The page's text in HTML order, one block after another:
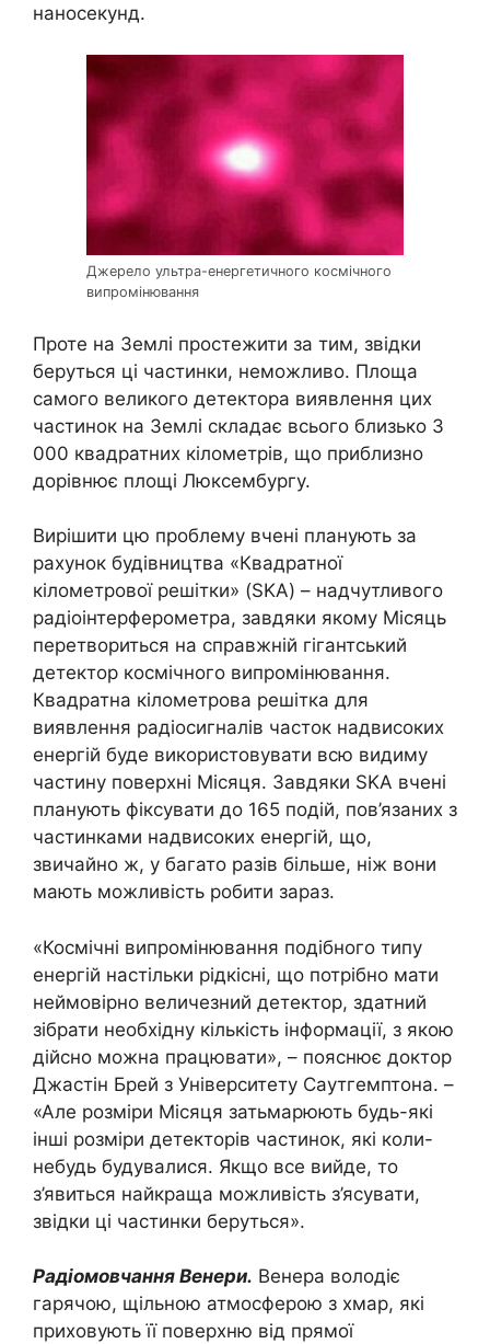
наносекунд.
Джерело ультра-енергетичного космічного
випромінювання
Проте на Землі простежити за тим, звідки
беруться ці частинки, неможливо. Площа
самого великого детектора виявлення цих
частинок на Землі складає всього близько 3
000 квадратних кілометрів, що приблизно
дорівнює площі Люксембургу.
Вирішити цю проблему вчені планують за
рахунок будівництва «Квадратної
кілометрової решітки» (SKA) – надчутливого
радіоінтерферометра, завдяки якому Місяць
перетвориться на справжній гігантський
детектор космічного випромінювання.
Квадратна кілометрова решітка для
виявлення радіосигналів часток надвисоких
енергій буде використовувати всю видиму
частину поверхні Місяця. Завдяки SKA вчені
планують фіксувати до 165 подій, пов’язаних з
частинками надвисоких енергій, що,
звичайно ж, у багато разів більше, ніж вони
мають можливість робити зараз.
«Космічні випромінювання подібного типу
енергій настільки рідкісні, що потрібно мати
неймовірно величезний детектор, здатний
зібрати необхідну кількість інформації, з якою
дійсно можна працювати», – пояснює доктор
Джастін Брей з Університету Саутгемптона. –
«Але розміри Місяця затьмарюють будь-які
інші розміри детекторів частинок, які коли-
небудь будувалися. Якщо все вийде, то
з’явиться найкраща можливість з’ясувати,
звідки ці частинки беруться».
Радіомовчання Венери. Венера володіє
гарячою, щільною атмосферою з хмар, які
приховують її поверхню від прямої